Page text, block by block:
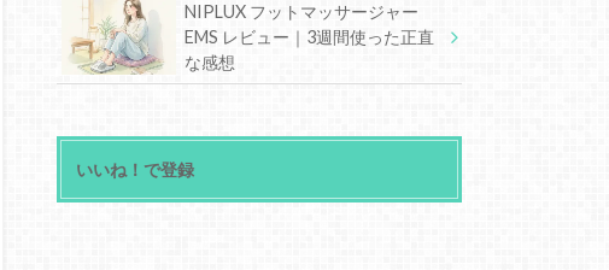
NIPLUX フットマッサージャー
EMS レビュー｜3週間使った正直
な感想
いいね！で登録